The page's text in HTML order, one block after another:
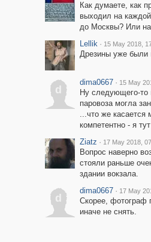
Как думаете, как
выходил на
до Москвы? Или
Lellik · 15 May 2018,
Дрезины уже были
d
dima0667 · 15 May
Ну следующего-то
паровоза могла
...что же касается
компетентно - я
Ziatz · 17 May 2018,
Вопрос наверно
стояли раньше
здании вокзала.
d
dima0667 · 17 May
Скорее, фотограф
иначе не снять.